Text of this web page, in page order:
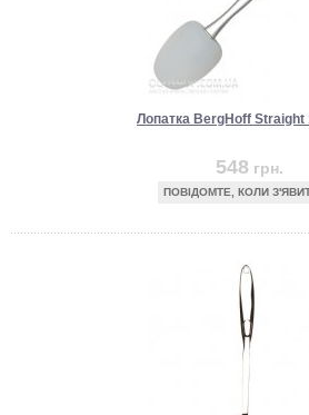
Лопатка BergHoff Straight
548 грн.
ПОВІДОМТЕ, КОЛИ